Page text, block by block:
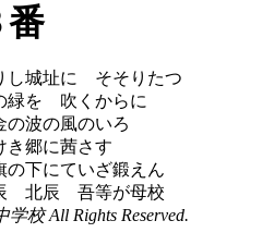
番
し城址に そそりたつ
緑を 吹くからに
の波の風のいろ
き郷に茜さす
の下にていざ鍛えん
北辰 吾等が母校
校 All Rights Reserved.